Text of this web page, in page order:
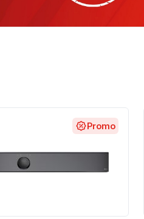
Promo